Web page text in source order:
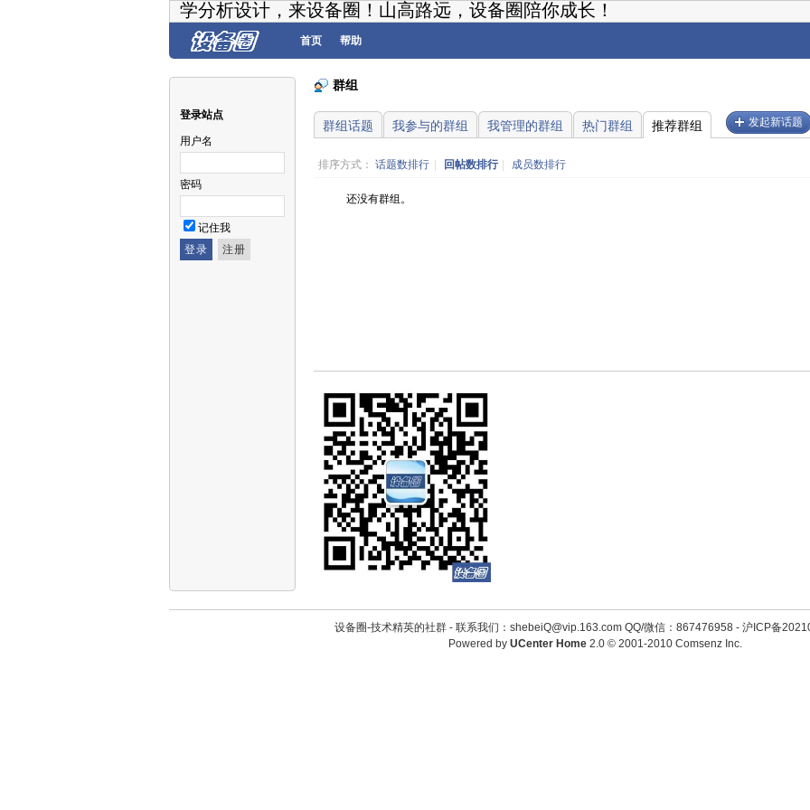
学分析设计，来设备圈！山高路远，设备圈陪你成长！
首页 帮助
登录站点
用户名
密码
记住我
群组
群组话题 我参与的群组 我管理的群组 热门群组 推荐群组 发起新话题
排序方式： 话题数排行 回帖数排行 成员数排行
还没有群组。
设备圈-技术精英的社群 - 联系我们：shebeiQ@vip.163.com QQ/微信：867476958- 沪ICP备
Powered by UCenter Home 2.0© 2001-2010 Comsenz Inc.